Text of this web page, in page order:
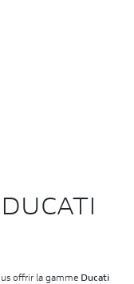
offrir la gamme Ducati